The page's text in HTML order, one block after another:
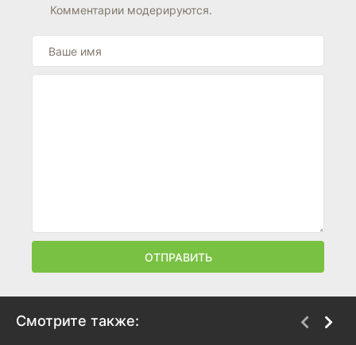
Комментарии модерируются.
ОТПРАВИТЬ
Смотрите также: